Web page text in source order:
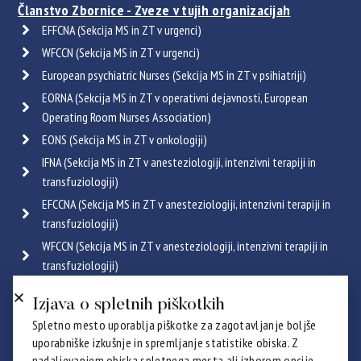
Članstvo Zbornice - Zveze v tujih organizacijah
EFFCNA (Sekcija MS in ZT v urgenci)
WFCCN (Sekcija MS in ZT v urgenci)
European psychiatric Nurses (Sekcija MS in ZT v psihiatriji)
EORNA (Sekcija MS in ZT v operativni dejavnosti, European
Operating Room Nurses Association)
EONS (Sekcija MS in ZT v onkologiji)
IFNA (Sekcija MS in ZT v anesteziologiji, intenzivni terapiji in
transfuziologiji)
EFCCNA (Sekcija MS in ZT v anesteziologiji, intenzivni terapiji in
transfuziologiji)
WFCCN (Sekcija MS in ZT v anesteziologiji, intenzivni terapiji in
transfuziologiji)
ICRN (Sekcija MS in ZT v pulmologiji)
Poglej vse
Certifikati
Izjava o spletnih piškotkih
Spletno mesto uporablja piškotke za zagotavljanje boljše
uporabniške izkušnje in spremljanje statistike obiska. Z